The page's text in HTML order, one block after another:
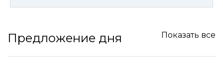
Предложение дня Показать все